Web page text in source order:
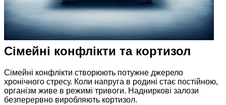
Сімейні конфлікти та кортизол
Сімейні конфлікти створюють потужне джерело
хронічного стресу. Коли напруга в родині стає постійною,
організм живе в режимі тривоги. Надниркові залози
безперервно виробляють кортизол.